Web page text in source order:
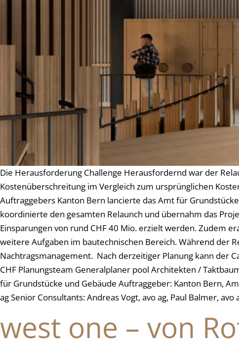
Die Herausforderung Challenge Herausfordernd war der
Kostenüberschreitung im Vergleich zum ursprünglichen
Auftraggebers Kanton Bern lancierte das Amt für
koordinierte den gesamten Relaunch und übernahm das
Einsparungen von rund CHF 40 Mio. erzielt werden. Zudem
weitere Aufgaben im bautechnischen Bereich. Während der
Nachtragsmanagement. Nach derzeitiger Planung kann der
CHF Planungsteam Generalplaner pool Architekten /
für Grundstücke und Gebäude Auftraggeber: Kanton Bern,
ag Senior Consultants: Andreas Vogt, avo ag, Paul Balmer,
west one – von